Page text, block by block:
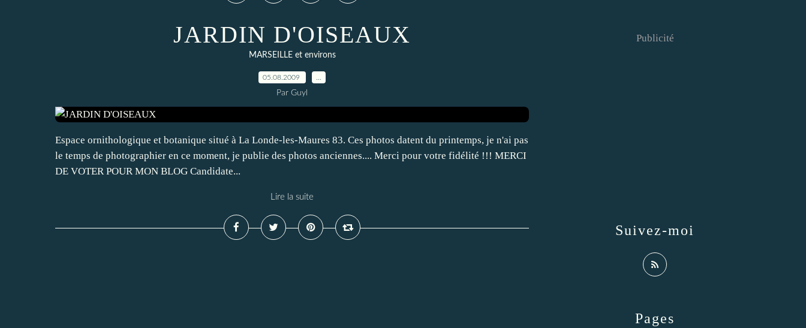
JARDIN D'OISEAUX
MARSEILLE et environs
05.08.2009
Par Guyl
Espace ornithologique et botanique situé à La Londe-les-Maures 83. Ces photos datent du printemps, je n'ai pas
le temps de photographier en ce moment, je publie des photos anciennes.... Merci pour votre fidélité !!! MERCI
DE VOTER POUR MON BLOG Candidate...
Lire la suite
Pages
Suivez-moi
Publicité